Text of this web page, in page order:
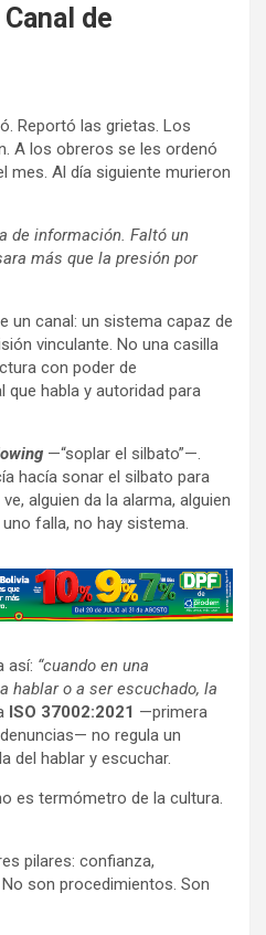
de
Reportó las grietas. Los
A los obreros se les ordenó
mes. Al día siguiente murieron
de información. Faltó un
más que la presión por
un canal: un sistema capaz de
vinculante. No una casilla
con poder de
habla y autoridad para
—“soplar el silbato”—.
hacía sonar el silbato para
alguien da la alarma, alguien
falla, no hay sistema.
así: “cuando en una
hablar o a ser escuchado, la
ISO 37002:2021 —primera
no regula un
del hablar y escuchar.
es termómetro de la cultura.
pilares: confianza,
son procedimientos. Son